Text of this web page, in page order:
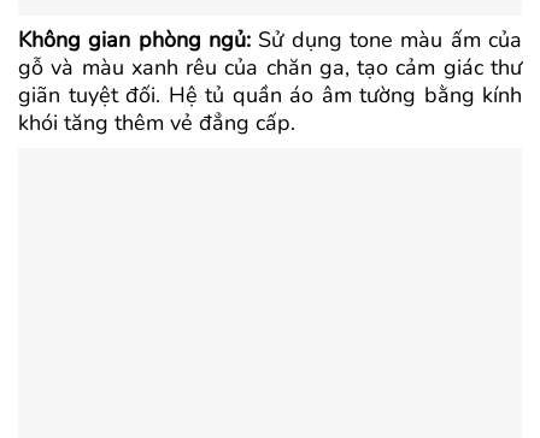
Không gian phòng ngủ: Sử dụng tone màu ấm của
gỗ và màu xanh rêu của chăn ga, tạo cảm giác thư
giãn tuyệt đối. Hệ tủ quần áo âm tường bằng kính
khói tăng thêm vẻ đẳng cấp.